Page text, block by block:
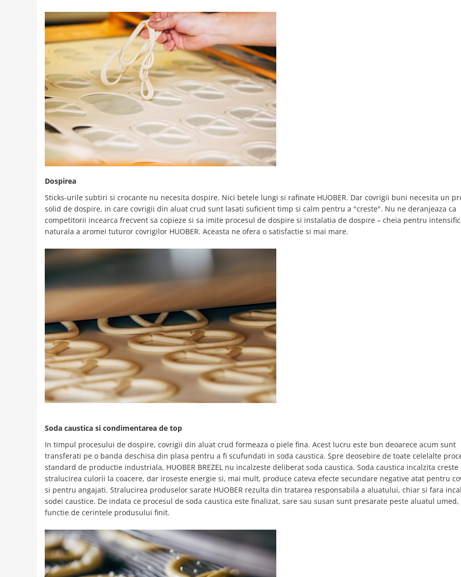
Dospirea
Sticks-urile subtiri si crocante nu necesita dospire. Nici betele lungi si rafinate HUOBER. Dar covrigii buni necesita un
solid de dospire, in care covrigii din aluat crud sunt lasati suficient timp si calm pentru a "creste". Nu ne deranjeaza ca
competitorii incearca frecvent sa copieze si sa imite procesul de dospire si instalatia de dospire – cheia pentru
naturala a aromei tuturor covrigilor HUOBER. Aceasta ne ofera o satisfactie si mai mare.
Soda caustica si condimentarea de top
In timpul procesului de dospire, covrigii din aluat crud formeaza o piele fina. Acest lucru este bun deoarece acum sunt
transferati pe o banda deschisa din plasa pentru a fi scufundati in soda caustica. Spre deosebire de toate celelalte
standard de productie industriala, HUOBER BREZEL nu incalzeste deliberat soda caustica. Soda caustica incalzita creste
stralucirea culorii la coacere, dar iroseste energie si, mai mult, produce cateva efecte secundare negative atat pentru
si pentru angajati. Stralucirea produselor sarate HUOBER rezulta din tratarea responsabila a aluatului, chiar si fara
sodei caustice. De indata ce procesul de soda caustica este finalizat, sare sau susan sunt presarate peste aluatul
functie de cerintele produsului finit.